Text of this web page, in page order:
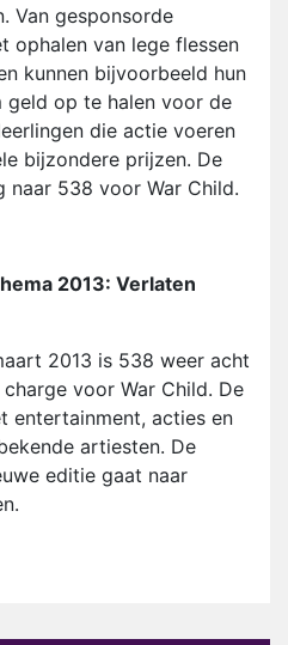
Van gesponsorde
ophalen van lege flessen
kunnen bijvoorbeeld hun
op te halen voor de
die actie voeren
bijzondere prijzen. De
538 voor War Child.
2013: Verlaten
2013 is 538 weer acht
voor War Child. De
entertainment, acties en
artiesten. De
editie gaat naar